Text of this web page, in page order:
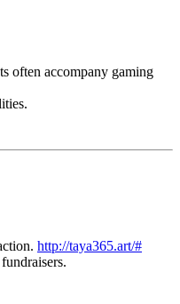
often accompany gaming
http://taya365.art/#